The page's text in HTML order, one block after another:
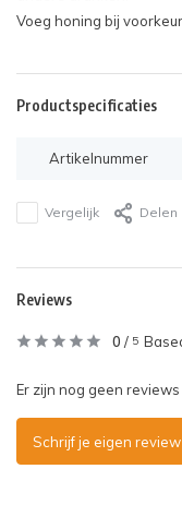
Voeg honing bij
Productspecificaties
Artikelnummer
Vergelijk Delen
Reviews
0 / 5
Er zijn nog geen
Schrijf je eigen review